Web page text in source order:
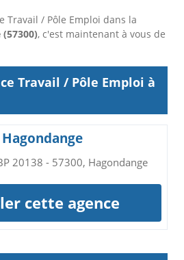
Travail / Pôle Emploi dans la
, c'est maintenant à vous de
Travail / Pôle Emploi à
20138 - 57300, Hagondange
cette agence